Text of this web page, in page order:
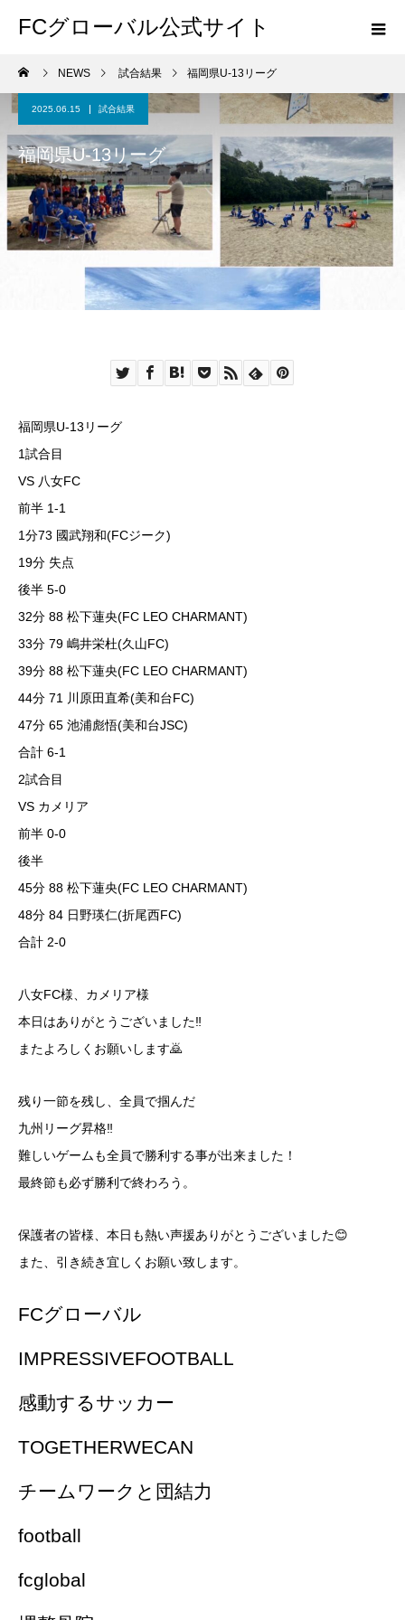
FCグローバル公式サイト
NEWS 試合結果 福岡県U-13リーグ
2025.06.15 試合結果
福岡県U-13リーグ
福岡県U-13リーグ
1試合目
VS 八女FC
前半 1-1
1分73 國武翔和(FCジーク)
19分 失点
後半 5-0
32分 88 松下蓮央(FC LEO CHARMANT)
33分 79 嶋井栄杜(久山FC)
39分 88 松下蓮央(FC LEO CHARMANT)
44分 71 川原田直希(美和台FC)
47分 65 池浦彪悟(美和台JSC)
合計 6-1
2試合目
VS カメリア
前半 0-0
後半
45分 88 松下蓮央(FC LEO CHARMANT)
48分 84 日野瑛仁(折尾西FC)
合計 2-0
八女FC様、カメリア様
本日はありがとうございました‼️
またよろしくお願いします🙇
残り一節を残し、全員で掴んだ
九州リーグ昇格‼️
難しいゲームも全員で勝利する事が出来ました！
最終節も必ず勝利で終わろう。
保護者の皆様、本日も熱い声援ありがとうございました😊
また、引き続き宜しくお願い致します。
FCグローバル
IMPRESSIVEFOOTBALL
感動するサッカー
TOGETHERWECAN
チームワークと団結力
football
fcglobal